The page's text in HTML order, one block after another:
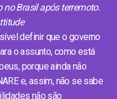
no Brasil após terremoto.
definir que o governo
o assunto, como está
porque ainda não
e, assim, não se sabe
não são